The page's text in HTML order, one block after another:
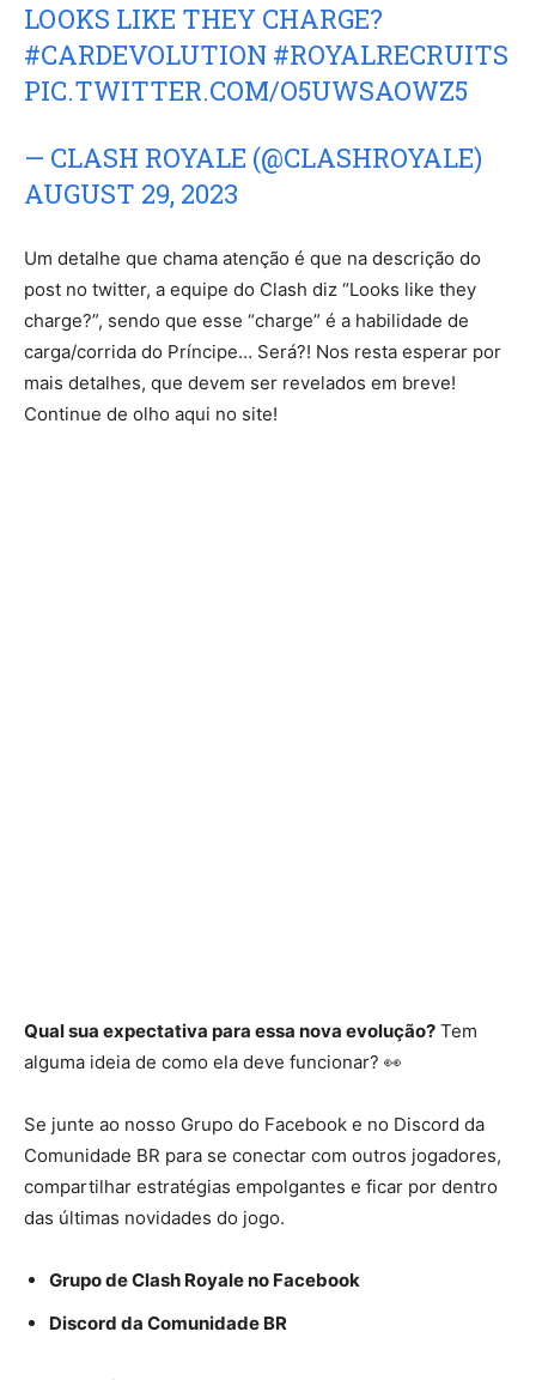
LOOKS LIKE THEY CHARGE?
#CARDEVOLUTION #ROYALRECRUITS
PIC.TWITTER.COM/O5UWSAOWZ5
— CLASH ROYALE (@CLASHROYALE)
AUGUST 29, 2023
Um detalhe que chama atenção é que na descrição do
post no twitter, a equipe do Clash diz “Looks like they
charge?”, sendo que esse “charge” é a habilidade de
carga/corrida do Príncipe… Será?! Nos resta esperar por
mais detalhes, que devem ser revelados em breve!
Continue de olho aqui no site!
Qual sua expectativa para essa nova evolução? Tem
alguma ideia de como ela deve funcionar? 👀
Se junte ao nosso Grupo do Facebook e no Discord da
Comunidade BR para se conectar com outros jogadores,
compartilhar estratégias empolgantes e ficar por dentro
das últimas novidades do jogo.
Grupo de Clash Royale no Facebook
Discord da Comunidade BR